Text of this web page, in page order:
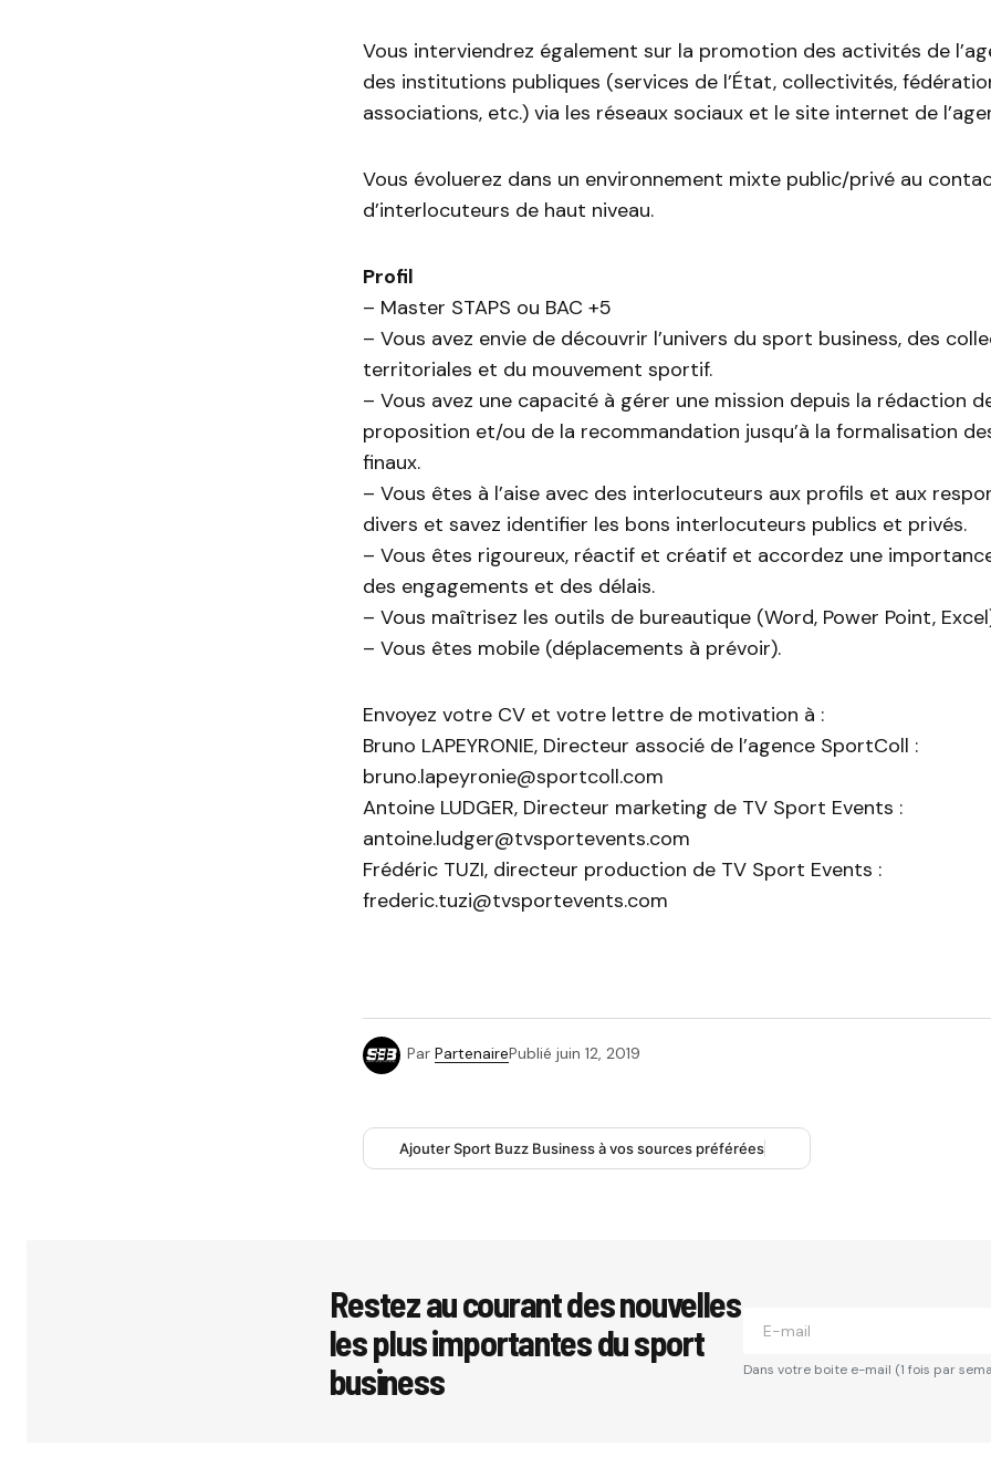
Vous interviendrez également sur la promotion des activités de
des institutions publiques (services de l’État, collectivités,
associations, etc.) via les réseaux sociaux et le site internet de
Vous évoluerez dans un environnement mixte public/privé au
d’interlocuteurs de haut niveau.
Profil
– Master STAPS ou BAC +5
– Vous avez envie de découvrir l’univers du sport business, des
territoriales et du mouvement sportif.
– Vous avez une capacité à gérer une mission depuis la rédaction
proposition et/ou de la recommandation jusqu’à la formalisation
finaux.
– Vous êtes à l’aise avec des interlocuteurs aux profils et aux
divers et savez identifier les bons interlocuteurs publics et privés.
– Vous êtes rigoureux, réactif et créatif et accordez une
des engagements et des délais.
– Vous maîtrisez les outils de bureautique (Word, Power Point,
– Vous êtes mobile (déplacements à prévoir).
Envoyez votre CV et votre lettre de motivation à :
Bruno LAPEYRONIE, Directeur associé de l’agence SportColl :
bruno.lapeyronie@sportcoll.com
Antoine LUDGER, Directeur marketing de TV Sport Events :
antoine.ludger@tvsportevents.com
Frédéric TUZI, directeur production de TV Sport Events :
frederic.tuzi@tvsportevents.com
Par PartenairePublié juin 12, 2019
Ajouter Sport Buzz Business à vos sources préférées
Restez au courant des nouvelles
les plus importantes du sport
business
Dans votre boite e-mail (1 fois par